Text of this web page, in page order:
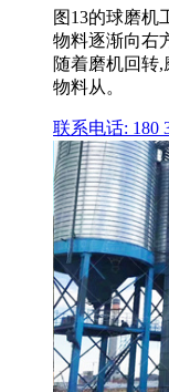
图13的球磨机
物料逐渐向右
随着磨机回转
物料从。
联系电话: 180